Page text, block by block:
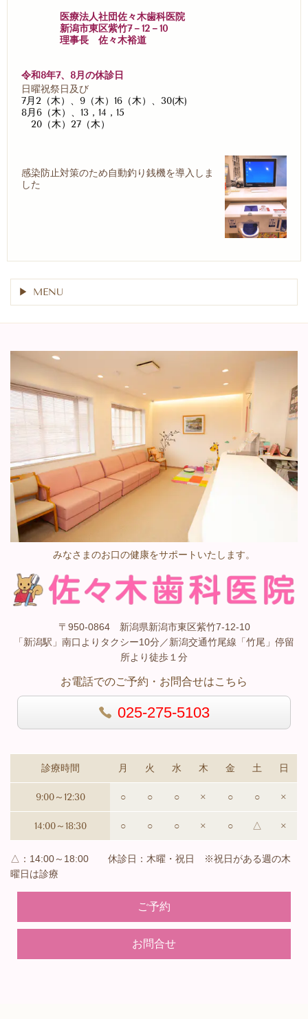
医療法人社団佐々木歯科医院
新潟市東区紫竹7－12－10
理事長 佐々木裕道
令和8年7、8月の休診日
日曜祝祭日及び
7月2（木）、9（木）16（木）、30(木)
8月6（木）、13，14，15
20（木）27（木）
感染防止対策のため自動釣り銭機を導入しま
した
MENU
みなさまのお口の健康をサポートいたします。
〒950-0864 新潟県新潟市東区紫竹7-12-10
「新潟駅」南口よりタクシー10分／新潟交通竹尾線「竹尾」停留
所より徒歩１分
お電話でのご予約・お問合せはこちら
025-275-5103
診療時間 月 火 水 木 金 土 日
9:00～12:30 ○ ○ ○ × ○ ○ ×
14:00～18:30 ○ ○ ○ × ○ △ ×
△：14:00～18:00 休診日：木曜・祝日 ※祝日がある週の木
曜日は診療
ご予約
お問合せ